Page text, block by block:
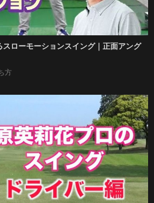
ローモーションスイング｜正面アング
方